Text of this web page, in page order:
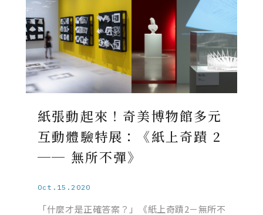
紙張動起來！奇美博物館多元
互動體驗特展：《紙上奇蹟 2
── 無所不彈》
Oct.15.2020
「什麼才是正確答案？」《紙上奇蹟2－無所不